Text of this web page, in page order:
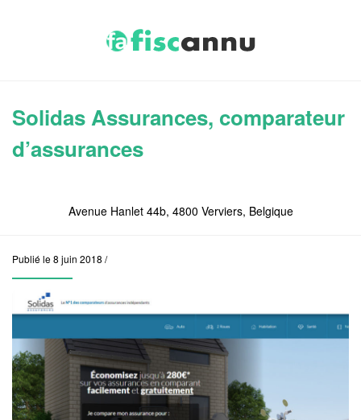
Solidas Assurances, comparateur
d’assurances
Avenue Hanlet 44b, 4800 Verviers, Belgique
Publié le 8 juin 2018 /